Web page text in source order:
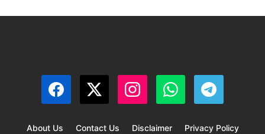
About Us Contact Us Disclaimer
Privacy Policy